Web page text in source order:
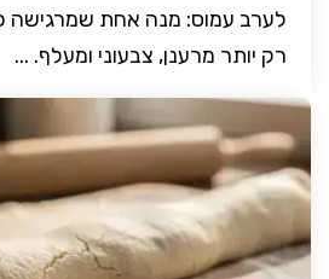
לערב עמוס: מנה אחת שמרגישה
רק יותר מרענן, צבעוני ומעלף. ...